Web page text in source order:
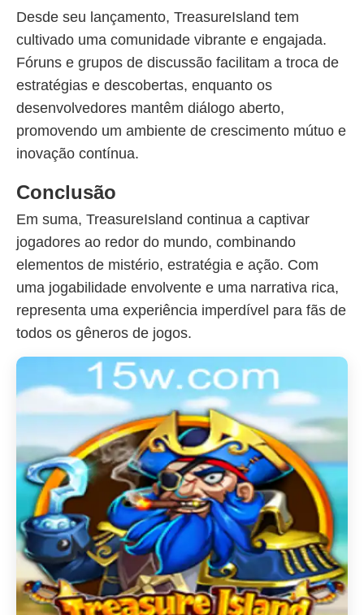
Desde seu lançamento, TreasureIsland tem
cultivado uma comunidade vibrante e engajada.
Fóruns e grupos de discussão facilitam a troca de
estratégias e descobertas, enquanto os
desenvolvedores mantêm diálogo aberto,
promovendo um ambiente de crescimento mútuo e
inovação contínua.
Conclusão
Em suma, TreasureIsland continua a captivar
jogadores ao redor do mundo, combinando
elementos de mistério, estratégia e ação. Com
uma jogabilidade envolvente e uma narrativa rica,
representa uma experiência imperdível para fãs de
todos os gêneros de jogos.